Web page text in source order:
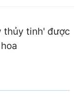
thủy tinh' được